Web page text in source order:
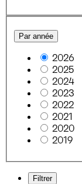
Par année
2026
2025
2024
2023
2022
2021
2020
2019
Filtrer